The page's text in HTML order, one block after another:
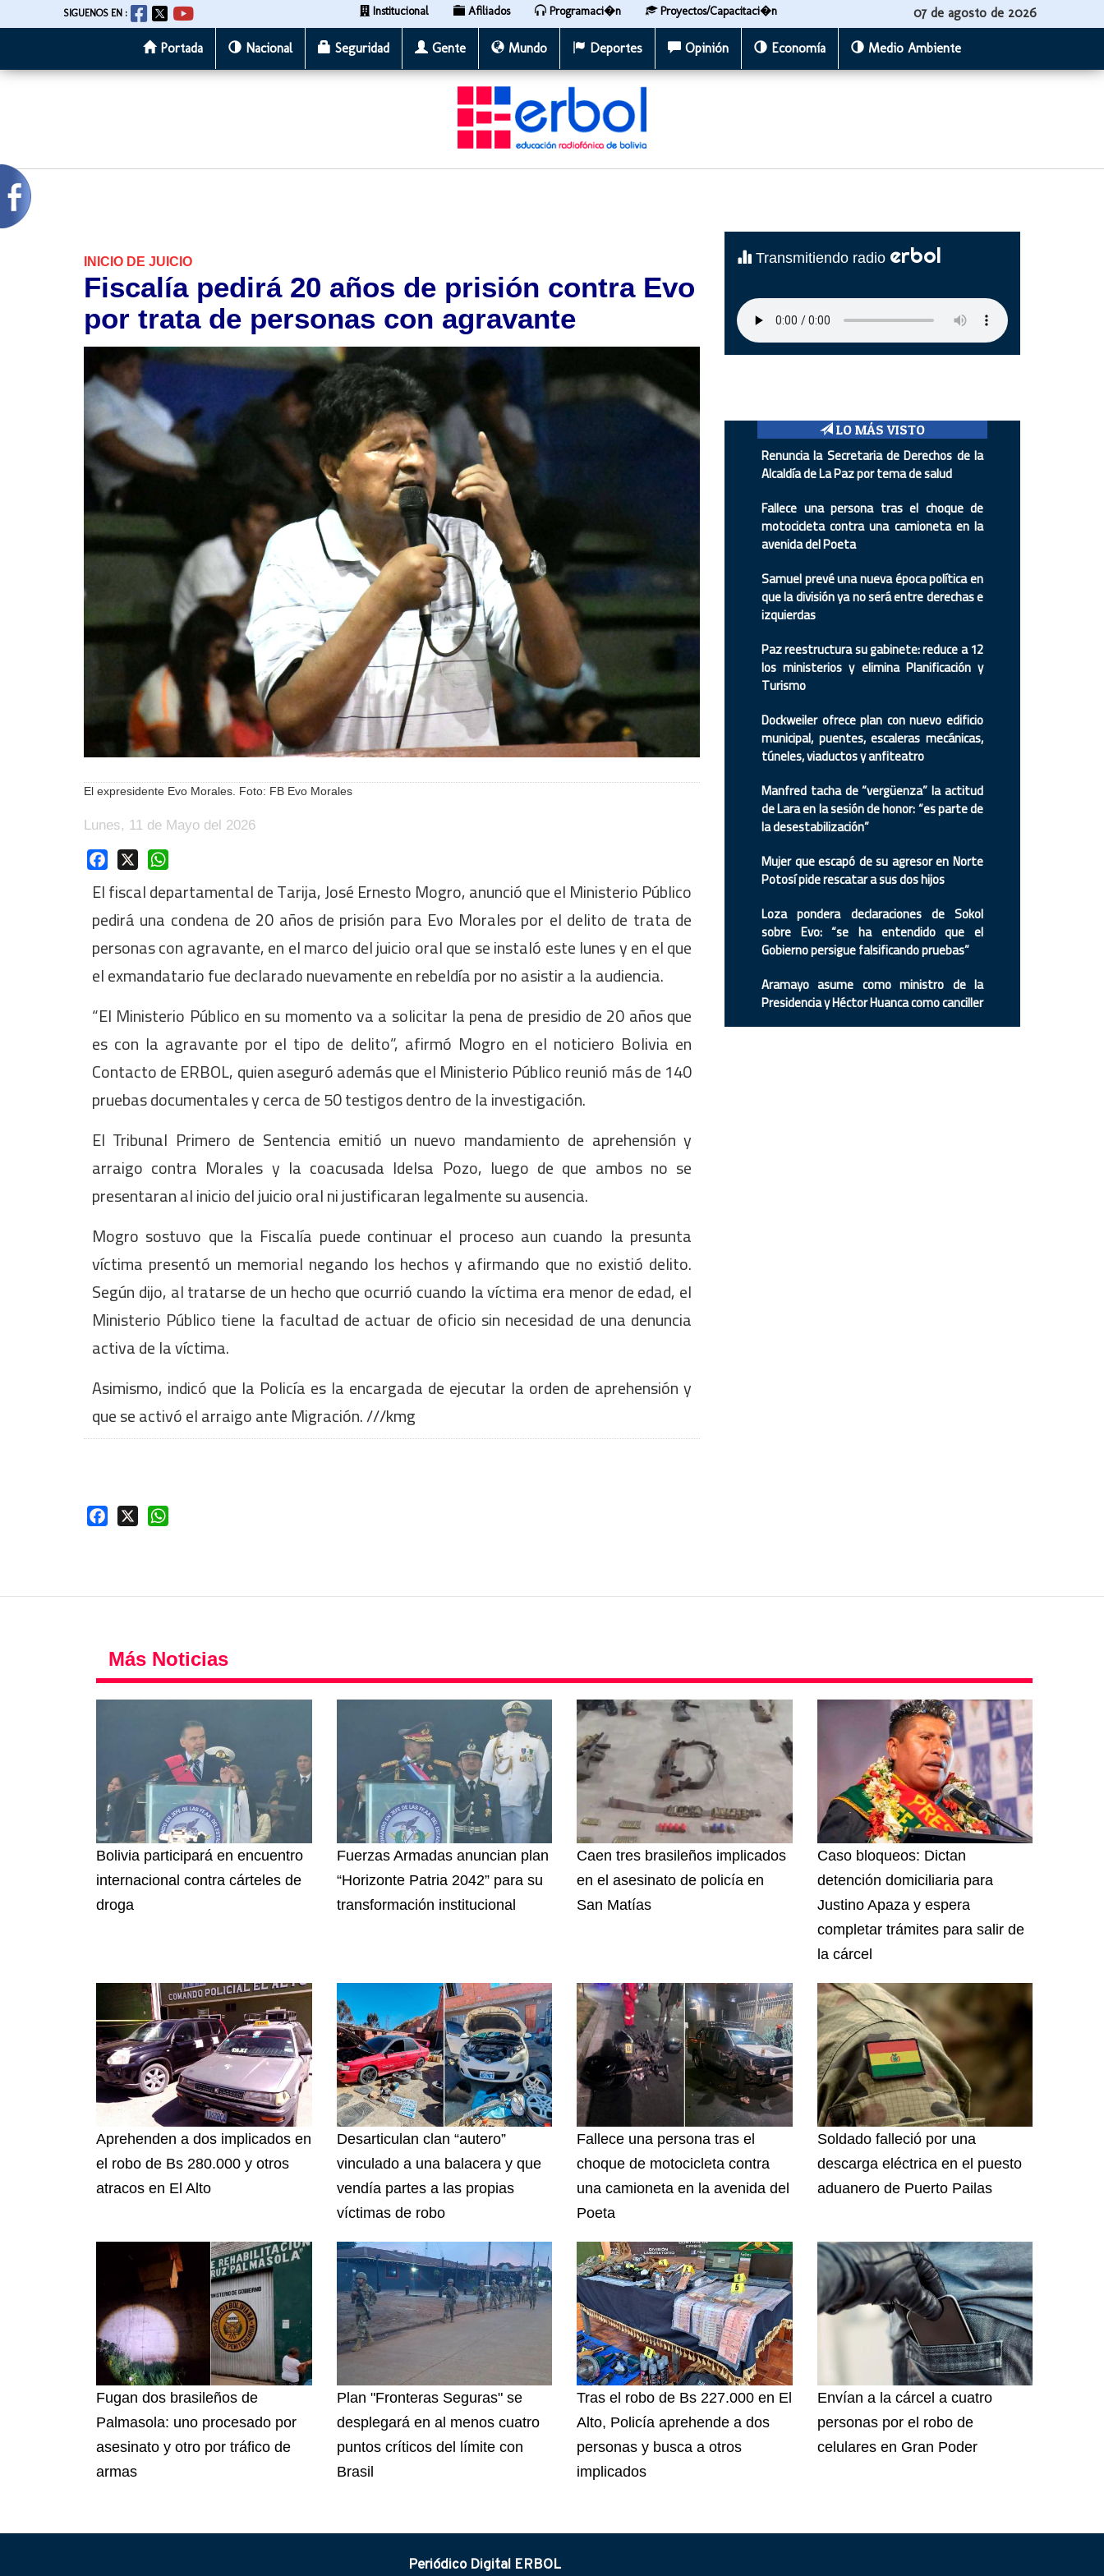
al
SIGUENOS EN : Institucional Afiliados Programaci�n Proyectos/Capacitaci�n 07 de agosto de 2026
Portada Nacional Seguridad Gente Mundo Deportes Opinión Economía Medio Ambiente
INICIO DE JUICIO
Fiscalía pedirá 20 años de prisión contra Evo
por trata de personas con agravante
El expresidente Evo Morales. Foto: FB Evo Morales
Lunes, 11 de Mayo del 2026
Facebook
El fiscal departamental de Tarija, José Ernesto Mogro, anunció que el Ministerio Público
pedirá una condena de 20 años de prisión para Evo Morales por el delito de trata de
personas con agravante, en el marco del juicio oral que se instaló este lunes y en el que
el exmandatario fue declarado nuevamente en rebeldía por no asistir a la audiencia.
“El Ministerio Público en su momento va a solicitar la pena de presidio de 20 años que
es con la agravante por el tipo de delito”, afirmó Mogro en el noticiero Bolivia en
Contacto de ERBOL, quien aseguró además que el Ministerio Público reunió más de 140
pruebas documentales y cerca de 50 testigos dentro de la investigación.
El Tribunal Primero de Sentencia emitió un nuevo mandamiento de aprehensión y
arraigo contra Morales y la coacusada Idelsa Pozo, luego de que ambos no se
presentaran al inicio del juicio oral ni justificaran legalmente su ausencia.
Mogro sostuvo que la Fiscalía puede continuar el proceso aun cuando la presunta
víctima presentó un memorial negando los hechos y afirmando que no existió delito.
Según dijo, al tratarse de un hecho que ocurrió cuando la víctima era menor de edad, el
Ministerio Público tiene la facultad de actuar de oficio sin necesidad de una denuncia
activa de la víctima.
Asimismo, indicó que la Policía es la encargada de ejecutar la orden de aprehensión y
que se activó el arraigo ante Migración. ///kmg
Facebook
Transmitiendo radio erbol
LO MÁS VISTO
Renuncia la Secretaria de Derechos de la
Alcaldía de La Paz por tema de salud
Fallece una persona tras el choque de
motocicleta contra una camioneta en la
avenida del Poeta
Samuel prevé una nueva época política en
que la división ya no será entre derechas e
izquierdas
Paz reestructura su gabinete: reduce a 12
los ministerios y elimina Planificación y
Turismo
Dockweiler ofrece plan con nuevo edificio
municipal, puentes, escaleras mecánicas,
túneles, viaductos y anfiteatro
Manfred tacha de “vergüenza” la actitud
de Lara en la sesión de honor: “es parte de
la desestabilización”
Mujer que escapó de su agresor en Norte
Potosí pide rescatar a sus dos hijos
Loza pondera declaraciones de Sokol
sobre Evo: “se ha entendido que el
Gobierno persigue falsificando pruebas”
Aramayo asume como ministro de la
Presidencia y Héctor Huanca como canciller
Más Noticias
Bolivia participará en encuentro
internacional contra cárteles de
droga
Fuerzas Armadas anuncian plan
“Horizonte Patria 2042” para su
transformación institucional
Caen tres brasileños implicados
en el asesinato de policía en
San Matías
Caso bloqueos: Dictan
detención domiciliaria para
Justino Apaza y espera
completar trámites para salir de
la cárcel
Aprehenden a dos implicados en
el robo de Bs 280.000 y otros
atracos en El Alto
Desarticulan clan “autero”
vinculado a una balacera y que
vendía partes a las propias
víctimas de robo
Fallece una persona tras el
choque de motocicleta contra
una camioneta en la avenida del
Poeta
Soldado falleció por una
descarga eléctrica en el puesto
aduanero de Puerto Pailas
Fugan dos brasileños de
Palmasola: uno procesado por
asesinato y otro por tráfico de
armas
Plan "Fronteras Seguras" se
desplegará en al menos cuatro
puntos críticos del límite con
Brasil
Tras el robo de Bs 227.000 en El
Alto, Policía aprehende a dos
personas y busca a otros
implicados
Envían a la cárcel a cuatro
personas por el robo de
celulares en Gran Poder
Periódico Digital ERBOL